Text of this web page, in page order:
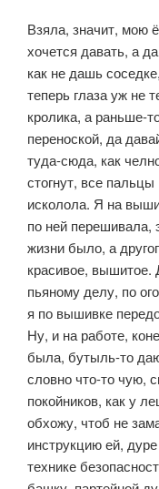
Взяла, значит, мою
хочется давать, а
как не дашь
теперь глаза уж не
кролика, а раньше-
переноской, да
туда-сюда, как
стогнут, все
исколола. Я на
по ней перешивала,
жизни было, а
красивое, выши­тое.
пьяному делу, по
я по вышивке
Ну, и на работе,
была, бутыль-то
словно что-то чую,
покой­ников, как у
обхожу, чтоб не
инструкцию ей,
технике